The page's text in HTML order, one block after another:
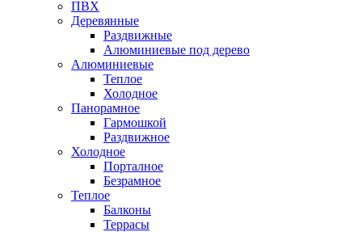
ПВХ
Деревянные
Раздвижные
Алюминиевые под дерево
Алюминиевые
Теплое
Холодное
Панорамное
Гармошкой
Раздвижное
Холодное
Порталное
Безрамное
Теплое
Балконы
Террасы